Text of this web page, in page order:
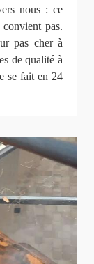
nous : ce
pas.
pas cher à
de qualité à
se fait en 24